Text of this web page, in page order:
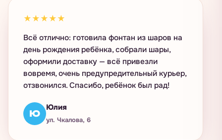
★★★★★
Всё отлично: готовила фонтан из шаров на
день рождения ребёнка, собрали шары,
оформили доставку — всё привезли
вовремя, очень предупредительный курьер,
отзвонился. Спасибо, ребёнок был рад!
Ю
Юлия
ул. Чкалова, 6